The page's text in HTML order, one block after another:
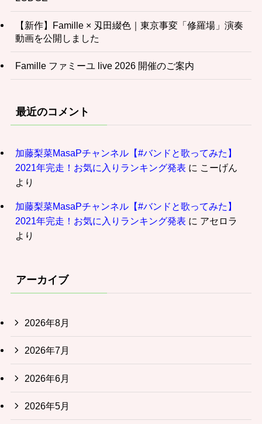
【新作】Famille × 刄田綴色｜東京事変「修羅場」演奏
動画を公開しました
Famille ファミーユ live 2026 開催のご案内
最近のコメント
加藤梨菜MasaPチャンネル【#バンドと歌ってみた】
2021年完走！お気に入りランキング発表 に こーげん
より
加藤梨菜MasaPチャンネル【#バンドと歌ってみた】
2021年完走！お気に入りランキング発表 に アセロラ
より
アーカイブ
2026年8月
2026年7月
2026年6月
2026年5月